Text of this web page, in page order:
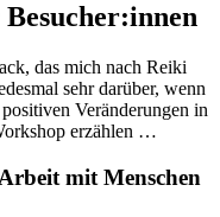
das mich nach Reiki
sehr darüber, wenn
Veränderungen in
erzählen …
mit Menschen